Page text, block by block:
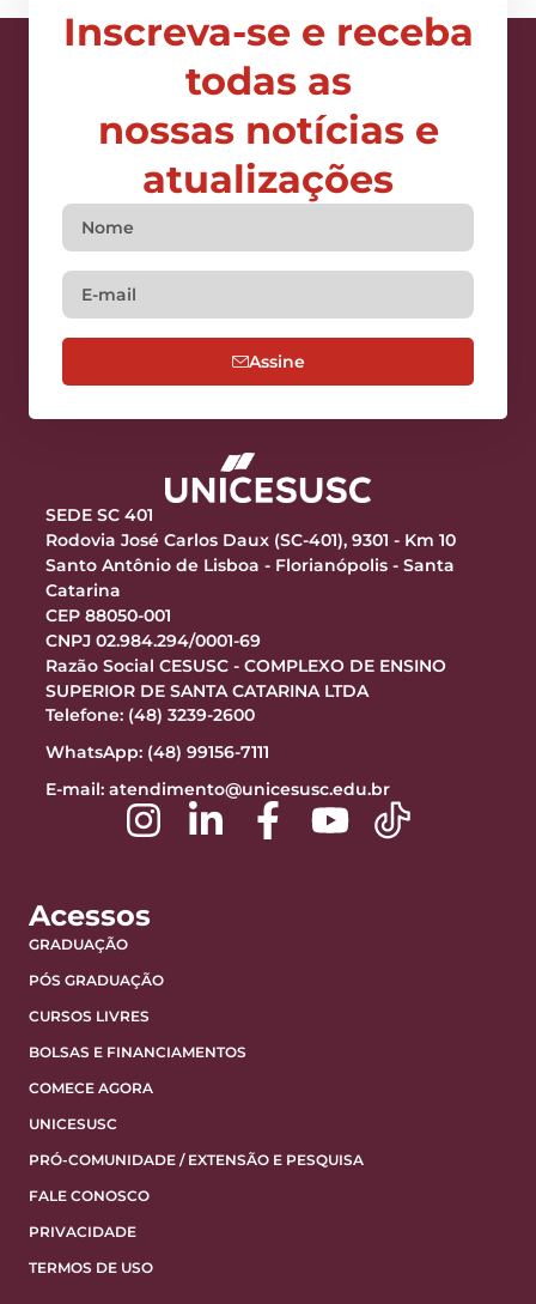
Inscreva-se e receba
todas as
nossas notícias e
atualizações
Assine
SEDE SC 401
Rodovia José Carlos Daux (SC-401), 9301 - Km 10
Santo Antônio de Lisboa - Florianópolis - Santa
Catarina
CEP 88050-001
CNPJ 02.984.294/0001-69
Razão Social CESUSC - COMPLEXO DE ENSINO
SUPERIOR DE SANTA CATARINA LTDA
Telefone: (48) 3239-2600
WhatsApp: (48) 99156-7111
E-mail: atendimento@unicesusc.edu.br
Acessos
GRADUAÇÃO
PÓS GRADUAÇÃO
CURSOS LIVRES
BOLSAS E FINANCIAMENTOS
COMECE AGORA
UNICESUSC
PRÓ-COMUNIDADE / EXTENSÃO E PESQUISA
FALE CONOSCO
PRIVACIDADE
TERMOS DE USO